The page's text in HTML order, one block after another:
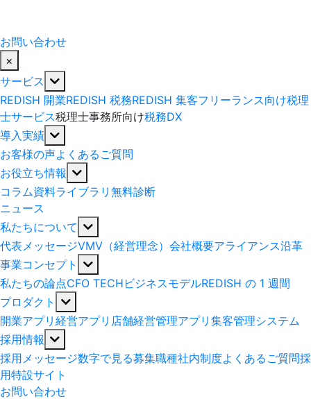
お問い合わせ
×
サービス
REDISH 開業REDISH 税務REDISH 集客フリーランス向け税理
士サービス税理士事務所向け税務DX
導入実績
お客様の声よくあるご質問
お役立ち情報
コラム資料ライブラリ 無料診断
ニュース
私たちについて
代表メッセージVMV（経営理念） 会社概要アライアンス沿革
事業コンセプト
私たちの論点CFO TECH ビジネスモデルREDISH の 1 週間
プロダクト
開業アプリ 経営アプリ 店舗経営管理アプリ 集客管理システム
採用情報
採用メッセージ数字で見る募集職種社内制度よくあるご質問採
用特設サイト
お問い合わせ